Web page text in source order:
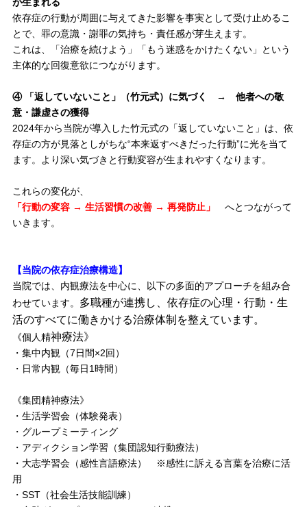
依存症の行動が周囲に与えてきた影響を事実として受け止めるこ
とで、罪の意識・謝罪の気持ち・責任感が芽生えます。
これは、「治療を続けよう」「もう迷惑をかけたくない」という
主体的な回復意欲につながります。
④ 「返していないこと」（竹元式）に気づく → 他者への敬
意・謙虚さの獲得
2024年から当院が導入した竹元式の「返していないこと」は、依
存症の方が見落としがちな“本来返すべきだった行動”に光を当て
ます。より深い気づきと行動変容が生まれやすくなります。
これらの変化が、
「行動の変容 → 生活習慣の改善 → 再発防止」 へとつながって
いきます。
【当院の依存症治療構造】
当院では、内観療法を中心に、以下の多面的アプローチを組み合
わせています。 多職種が連携し、依存症の心理・行動・生
活のすべてに働きかける治療体制を整えています。
《個人精神療法》
・集中内観（7日間×2回）
・日常内観（毎日1時間）
《集団精神療法》
・生活学習会（体験発表）
・グループミーティング
・アディクション学習（集団認知行動療法）
・大志学習会（感性言語療法） ※感性に訴える言葉を治療に活
用
・SST（社会生活技能訓練）